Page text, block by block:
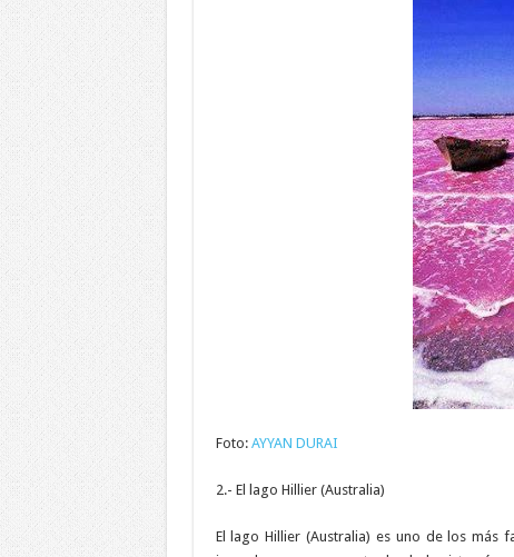
Foto: AYYAN DURAI
2.- El lago Hillier (Australia)
El lago Hillier (Australia) es uno de los más